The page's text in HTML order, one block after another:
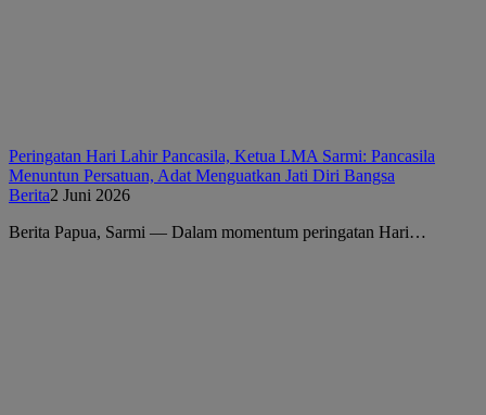
Peringatan Hari Lahir Pancasila, Ketua LMA Sarmi: Pancasila
Menuntun Persatuan, Adat Menguatkan Jati Diri Bangsa
Berita2 Juni 2026
Berita Papua, Sarmi — Dalam momentum peringatan Hari…